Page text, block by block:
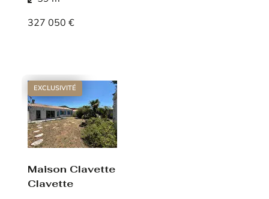
327 050 €
EXCLUSIVITÉ
Maison Clavette
Clavette